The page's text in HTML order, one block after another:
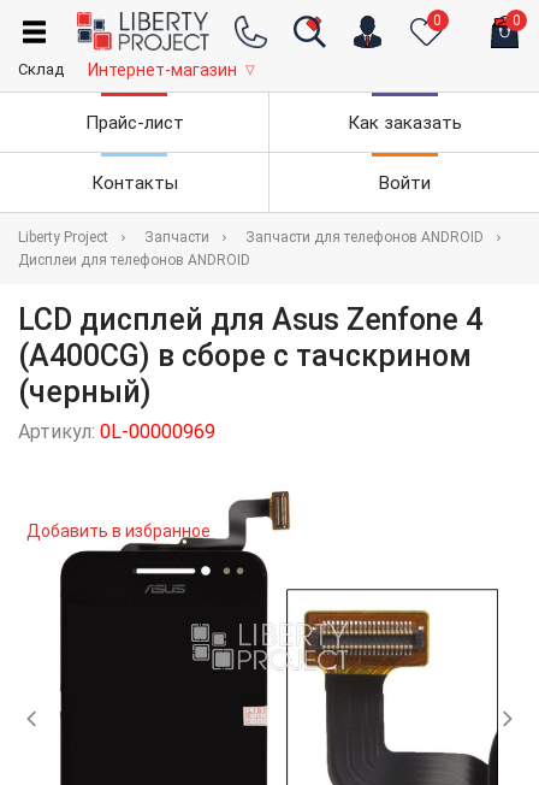
0 0
Склад Интернет-магазин ▽
Прайс-лист Как заказать
Контакты Войти
Liberty Project Запчасти
Запчасти для телефонов ANDROID
Дисплеи для телефонов ANDROID
LCD дисплей для Asus Zenfone 4
(A400CG) в сборе с тачскрином
(черный)
Артикул: 0L-00000969
Добавить в избранное